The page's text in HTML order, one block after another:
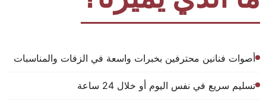
أصوات فنانين محترفين بخبرات واسعة في الزفات والمناسبات
تسليم سريع في نفس اليوم أو خلال 24 ساعة